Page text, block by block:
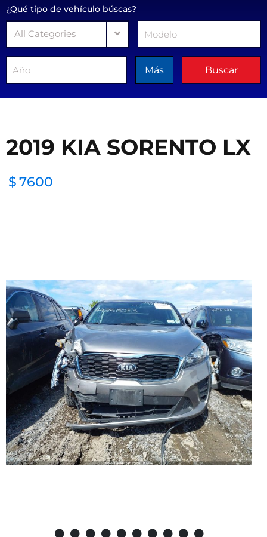
¿Qué tipo de vehículo búscas?
All Categories
Más Buscar
2019 KIA SORENTO LX
$7600